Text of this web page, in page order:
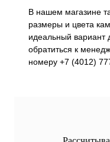
В нашем магазине
размеры и цвета
идеальный вариант
обратиться к
номеру +7 (4012)